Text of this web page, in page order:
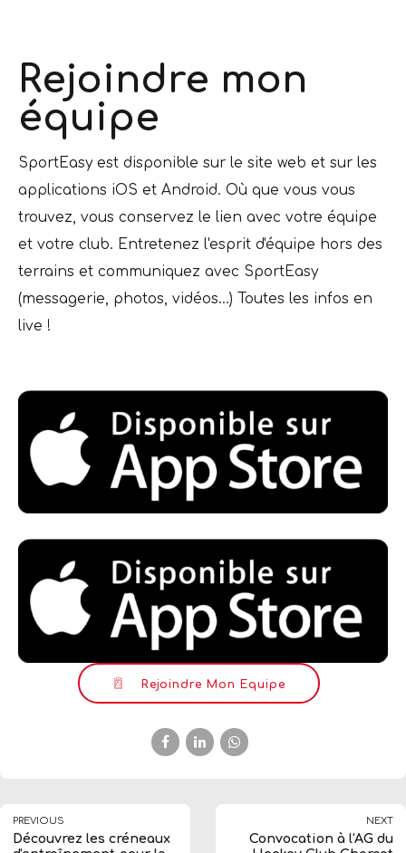
Rejoindre mon
équipe
SportEasy est disponible sur le site web et sur les
applications iOS et Android. Où que vous vous
trouvez, vous conservez le lien avec votre équipe
et votre club. Entretenez l'esprit d'équipe hors des
terrains et communiquez avec SportEasy
(messagerie, photos, vidéos...) Toutes les infos en
live !
Rejoindre Mon Equipe
PREVIOUS
Découvrez les créneaux
NEXT
Convocation à l'AG du